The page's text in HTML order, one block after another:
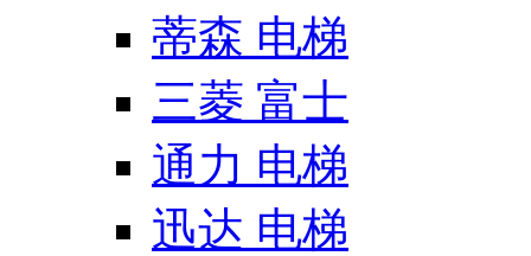
蒂森 电梯
三菱 富士
通力 电梯
迅达 电梯